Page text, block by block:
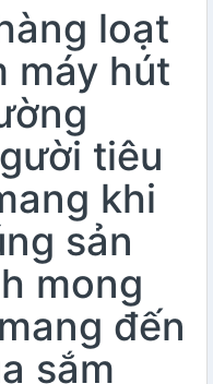
loạt
máy hút
tiêu
khi
sản
mong
đến
sắm